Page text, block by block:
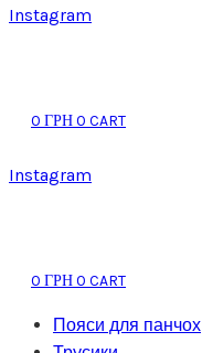
Instagram
0 ГРН 0 CART
Instagram
0 ГРН 0 CART
Пояси для панчох